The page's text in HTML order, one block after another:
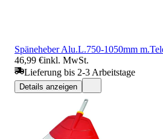
Späneheber Alu.L.750-1050mm
46,99 €inkl. MwSt.
Lieferung bis 2-3 Arbeitstage
Details anzeigen